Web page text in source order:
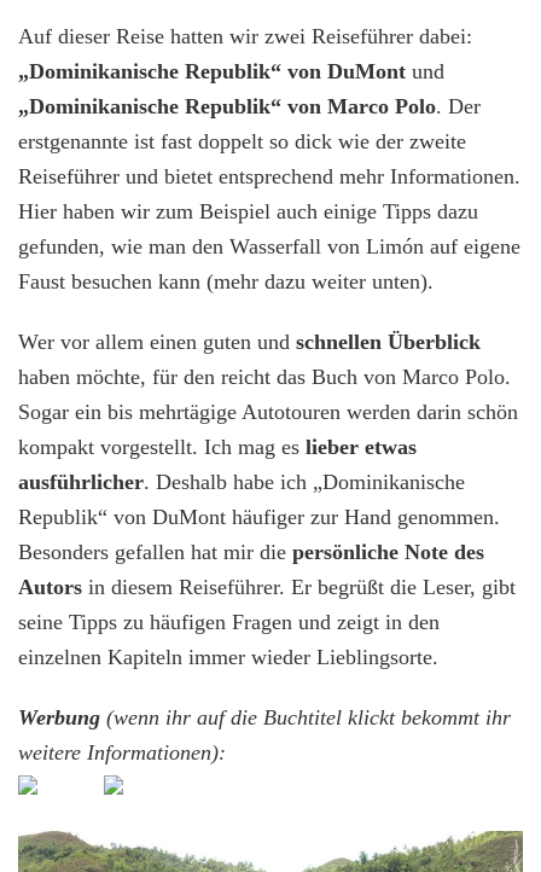
Auf dieser Reise hatten wir zwei Reiseführer dabei:
„Dominikanische Republik“ von DuMont und
„Dominikanische Republik“ von Marco Polo. Der
erstgenannte ist fast doppelt so dick wie der zweite
Reiseführer und bietet entsprechend mehr Informationen.
Hier haben wir zum Beispiel auch einige Tipps dazu
gefunden, wie man den Wasserfall von Limón auf eigene
Faust besuchen kann (mehr dazu weiter unten).
Wer vor allem einen guten und schnellen Überblick
haben möchte, für den reicht das Buch von Marco Polo.
Sogar ein bis mehrtägige Autotouren werden darin schön
kompakt vorgestellt. Ich mag es lieber etwas
ausführlicher. Deshalb habe ich „Dominikanische
Republik“ von DuMont häufiger zur Hand genommen.
Besonders gefallen hat mir die persönliche Note des
Autors in diesem Reiseführer. Er begrüßt die Leser, gibt
seine Tipps zu häufigen Fragen und zeigt in den
einzelnen Kapiteln immer wieder Lieblingsorte.
Werbung (wenn ihr auf die Buchtitel klickt bekommt ihr
weitere Informationen):